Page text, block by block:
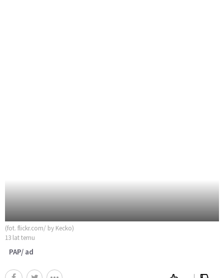
(fot. flickr.com/ by Kecko)
13 lat temu
PAP/ ad